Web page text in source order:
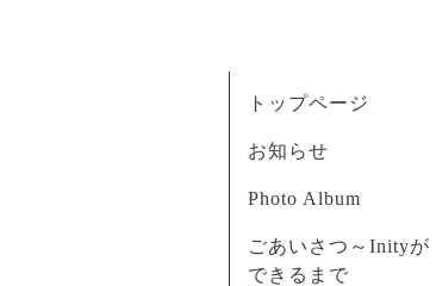
トップページ
お知らせ
Photo Album
ごあいさつ～Inityが
できるまで